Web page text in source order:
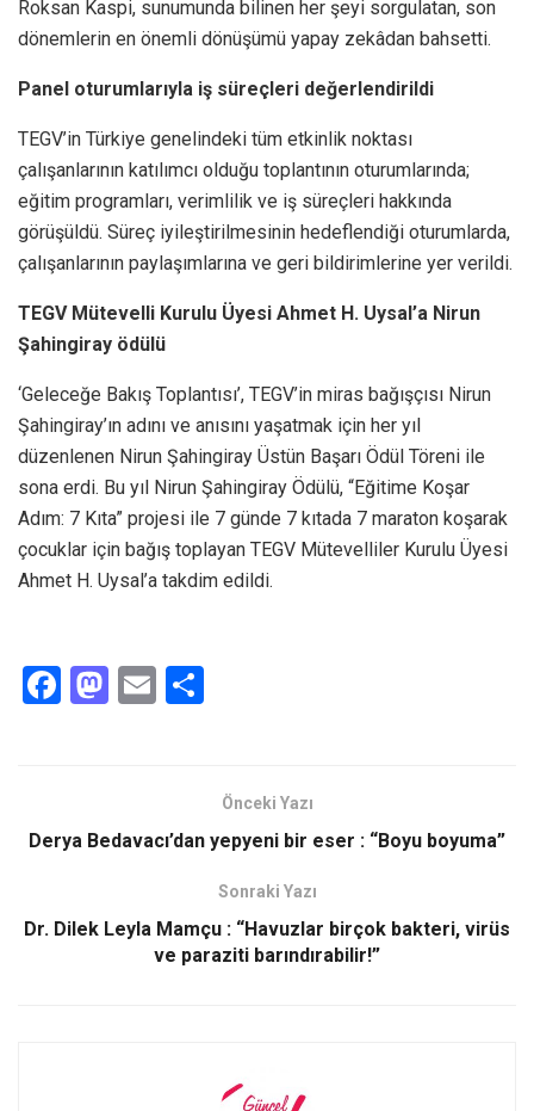
Roksan Kaspi, sunumunda bilinen her şeyi sorgulatan, son
dönemlerin en önemli dönüşümü yapay zekâdan bahsetti.
Panel oturumlarıyla iş süreçleri değerlendirildi
TEGV’in Türkiye genelindeki tüm etkinlik noktası
çalışanlarının katılımcı olduğu toplantının oturumlarında;
eğitim programları, verimlilik ve iş süreçleri hakkında
görüşüldü. Süreç iyileştirilmesinin hedeflendiği oturumlarda,
çalışanlarının paylaşımlarına ve geri bildirimlerine yer verildi.
TEGV Mütevelli Kurulu Üyesi Ahmet H. Uysal’a Nirun
Şahingiray ödülü
‘Geleceğe Bakış Toplantısı’, TEGV’in miras bağışçısı Nirun
Şahingiray’ın adını ve anısını yaşatmak için her yıl
düzenlenen Nirun Şahingiray Üstün Başarı Ödül Töreni ile
sona erdi. Bu yıl Nirun Şahingiray Ödülü, “Eğitime Koşar
Adım: 7 Kıta” projesi ile 7 günde 7 kıtada 7 maraton koşarak
çocuklar için bağış toplayan TEGV Mütevelliler Kurulu Üyesi
Ahmet H. Uysal’a takdim edildi.
F
o
k
M
d
n
E
Önceki Yazı
Derya Bedavacı’dan yepyeni bir eser : “Boyu boyuma”
Sonraki Yazı
Dr. Dilek Leyla Mamçu : “Havuzlar birçok bakteri, virüs
ve paraziti barındırabilir!”